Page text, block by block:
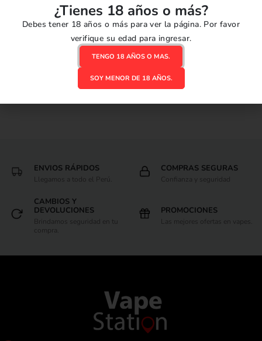
SELECCIONAR OPCIONES
ENVIOS RÁPIDOS
Llegamos a todo el Perú.
COMPRAS SEGURAS
Confianza y seguridad
CAMBIOS Y
DEVOLUCIONES
Brindamos seguridad en tu
compra.
PROMOCIONES
Las mejores ofertas en vapes.
¿Tienes 18 años o más?
Debes tener 18 años o más para ver la página. Por favor
verifique su edad para ingresar.
TENGO 18 AÑOS O MAS.
SOY MENOR DE 18 AÑOS.